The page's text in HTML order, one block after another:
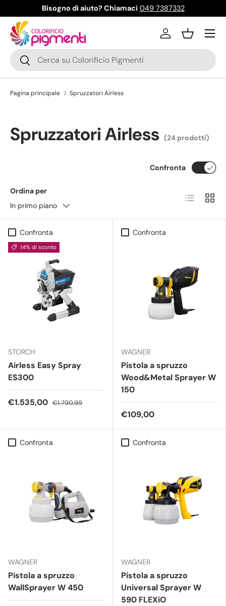
Passa ai contenuti
Bisogno di aiuto? Chiamaci 049 7387332
Cerca
Cerca
AccediCestino
Menu
Pagina principale Spruzzatori Airless
Spruzzatori Airless (24 prodotti)
Ordina per
In primo piano
Confronta
Elenco
Confronta
14% di sconto
STORCH
Airless Easy Spray
ES300
€1.535,00 €1.790,99
Confronta
WAGNER
Pistola a spruzzo
Wood&Metal Sprayer W
150
€109,00
Confronta
WAGNER
Pistola a spruzzo
WallSprayer W 450
Confronta
WAGNER
Pistola a spruzzo
Universal Sprayer W
590 FLEXiO